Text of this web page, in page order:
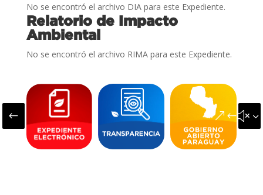
No se encontró el archivo DIA para este Expediente.
Relatorio de Impacto
Ambiental
No se encontró el archivo RIMA para este Expediente.
#